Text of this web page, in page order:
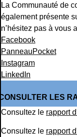
La Communauté de
également présente
n’hésitez pas à vous
Facebook
PanneauPocket
Instagram
LinkedIn
LES
Consultez le rapport
Consultez le rapport